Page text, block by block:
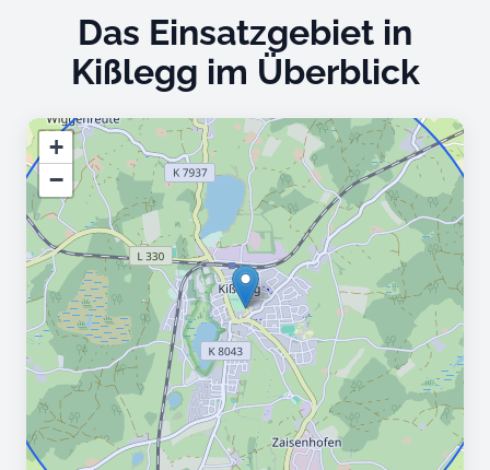
Das Einsatzgebiet in
Kißlegg im Überblick
+
−